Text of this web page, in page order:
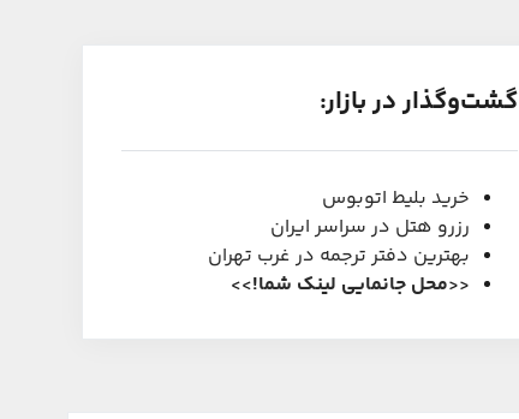
گشت‌و‌گذار در بازار:
خرید بلیط اتوبوس
رزرو هتل در سراسر ایران
بهترین دفتر ترجمه در غرب تهران
<<محل جانمایی لینک شما!
>>